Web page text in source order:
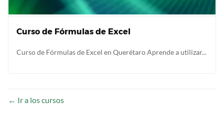
Curso de Fórmulas de Excel
Curso de Fórmulas de Excel en Querétaro Aprende a utilizar...
Ir a los cursos